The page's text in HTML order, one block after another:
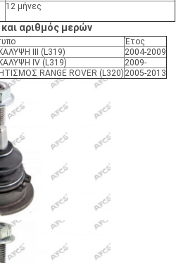
12 μήνες
αριθμός μερών
Έτος
ΙΙΙ (L319)
2004-2009
IV (L319)
2009-
RANGE ROVER (L320) 2005-2013